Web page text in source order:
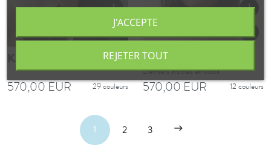
add
favorite_border
570,00 EUR 29 couleurs
add
LEA
Derniers articles en stock
570,00 EUR 12 couleurs
1 2 3 east
REJETER TOUT
J'ACCEPTE